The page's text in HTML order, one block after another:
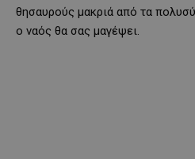
θησαυρούς μακριά από τα
ο ναός θα σας μαγέψει.